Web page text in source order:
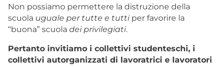
Non possiamo permettere la distruzione della
scuola uguale per tutte e tuttiper favorire la
“buona” scuola dei privilegiati.
Pertanto invitiamo i collettivi studenteschi, i
collettivi autorganizzati di lavoratrici e lavoratori